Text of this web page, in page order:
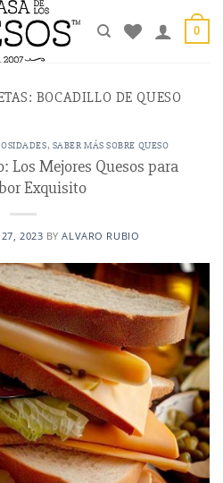
0
BOCADILLO DE QUESO
, SABER MÁS SOBRE QUESO
Los Mejores Quesos para
Exquisito
27, 2023 BYALVARO RUBIO